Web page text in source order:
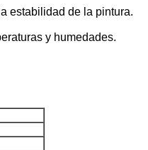
estabilidad de la pintura.
y humedades.